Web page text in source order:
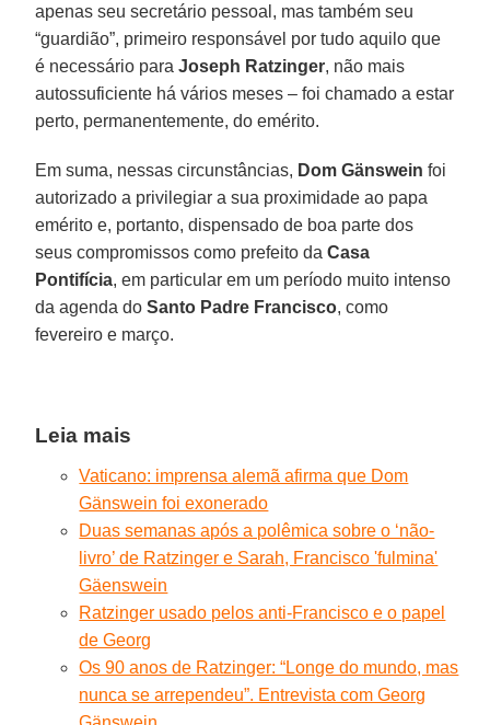
apenas seu secretário pessoal, mas também seu
“guardião”, primeiro responsável por tudo aquilo que
é necessário paraJoseph Ratzinger, não mais
autossuficiente há vários meses – foi chamado a estar
perto, permanentemente, do emérito.
Em suma, nessas circunstâncias, Dom Gänswein foi
autorizado a privilegiar a sua proximidade ao papa
emérito e, portanto, dispensado de boa parte dos
seus compromissos como prefeito daCasa
Pontifícia, em particular em um período muito intenso
da agenda doSanto Padre Francisco, como
fevereiro e março.
Leia mais
Vaticano: imprensa alemã afirma que Dom
Gänswein foi exonerado
Duas semanas após a polêmica sobre o ‘não-
livro’ de Ratzinger e Sarah, Francisco 'fulmina'
Gäenswein
Ratzinger usado pelos anti-Francisco e o papel
de Georg
Os 90 anos de Ratzinger: “Longe do mundo, mas
nunca se arrependeu”. Entrevista com Georg